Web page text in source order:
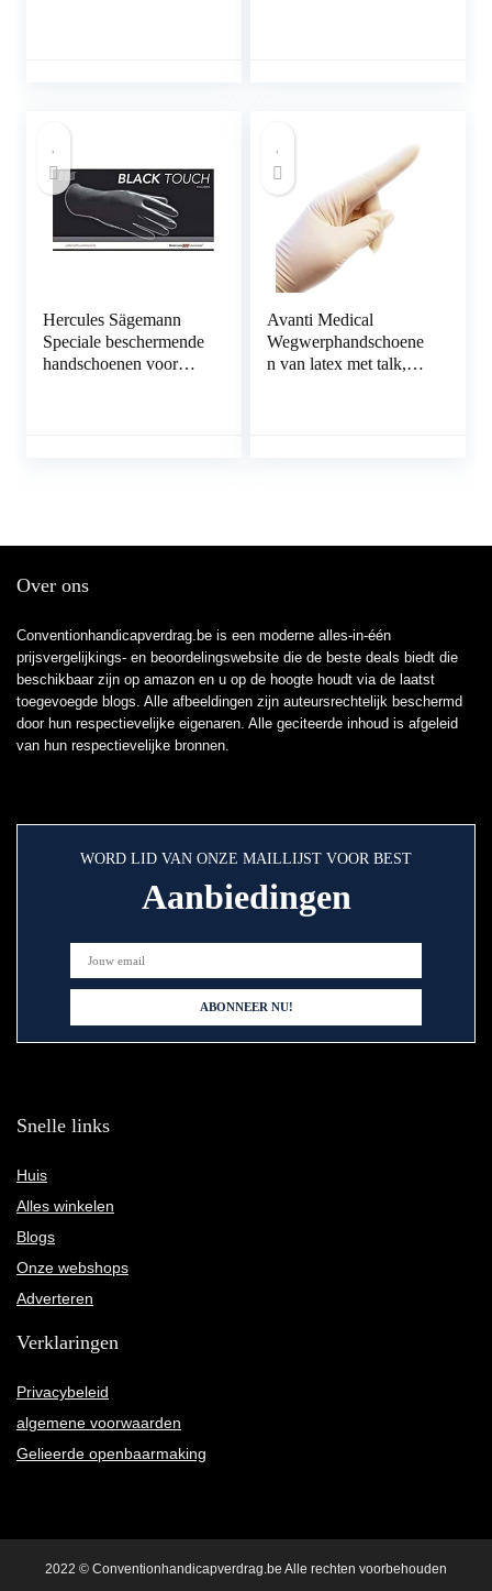
Hercules Sägemann
Speciale beschermende
handschoenen voor
Avanti Medical
Wegwerphandschoene
n van latex met talk,
Over ons
Conventionhandicapverdrag.be is een moderne alles-in-één
prijsvergelijkings- en beoordelingswebsite die de beste deals biedt die
beschikbaar zijn op amazon en u op de hoogte houdt via de laatst
toegevoegde blogs. Alle afbeeldingen zijn auteursrechtelijk beschermd
door hun respectievelijke eigenaren. Alle geciteerde inhoud is afgeleid
van hun respectievelijke bronnen.
WORD LID VAN ONZE MAILLIJST VOOR BEST
Aanbiedingen
Snelle links
Huis
Alles winkelen
Blogs
Onze webshops
Adverteren
Verklaringen
Privacybeleid
algemene voorwaarden
Gelieerde openbaarmaking
2022 © Conventionhandicapverdrag.be Alle rechten voorbehouden